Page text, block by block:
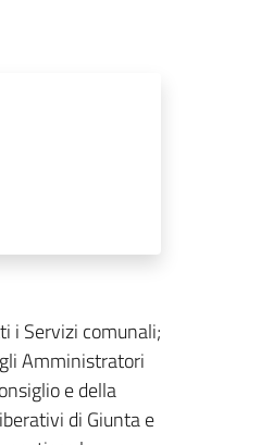
i Servizi comunali;
Amministratori
e della
di Giunta e